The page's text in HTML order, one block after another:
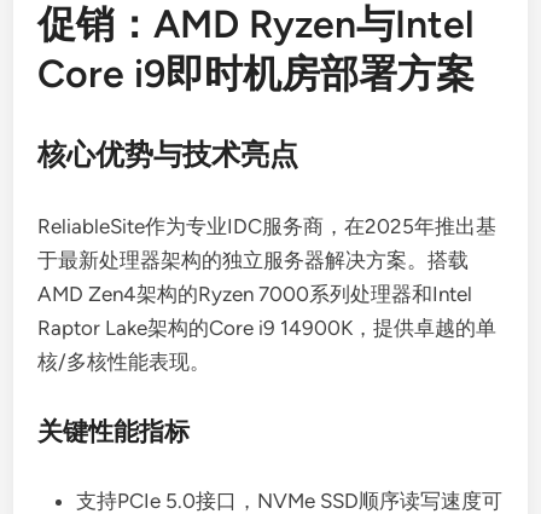
促销：AMD Ryzen与Intel
Core i9即时机房部署方案
核心优势与技术亮点
ReliableSite作为专业IDC服务商，在2025年推出基
于最新处理器架构的独立服务器解决方案。搭载
AMD Zen4架构的Ryzen 7000系列处理器和Intel
Raptor Lake架构的Core i9 14900K，提供卓越的单
核/多核性能表现。
关键性能指标
支持PCIe 5.0接口，NVMe SSD顺序读写速度可